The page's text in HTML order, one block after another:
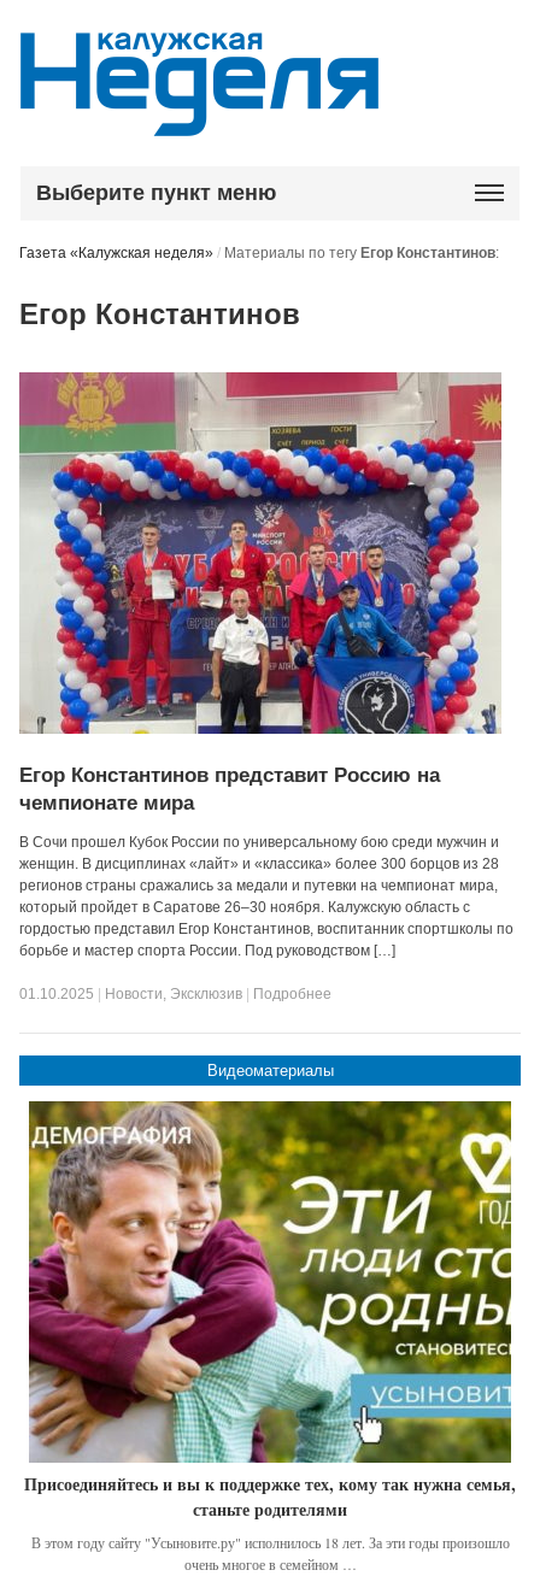
Выберите пункт меню
Газета «Калужская неделя» / Материалы по тегу Егор Константинов:
Егор Константинов
Егор Константинов представит Россию на
чемпионате мира
В Сочи прошел Кубок России по универсальному бою среди мужчин и
женщин. В дисциплинах «лайт» и «классика» более 300 борцов из 28
регионов страны сражались за медали и путевки на чемпионат мира,
который пройдет в Саратове 26–30 ноября. Калужскую область с
гордостью представил Егор Константинов, воспитанник спортшколы по
борьбе и мастер спорта России. Под руководством […]
01.10.2025 Новости, Эксклюзив Подробнее
Видеоматериалы
Присоединяйтесь и вы к поддержке тех, кому так нужна семья,
станьте родителями
В этом году сайту "Усыновите.ру" исполнилось 18 лет. За эти годы произошло
очень многое в семейном …